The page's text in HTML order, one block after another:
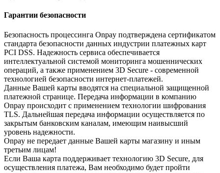
Гарантии безопасности
Безопасность процессинга Onpay подтверждена сертификатом
стандарта безопасности данных индустрии платежных карт
PCI DSS. Надежность сервиса обеспечивается
интеллектуальной системой мониторинга мошеннических
операций, а также применением 3D Secure - современной
технологией безопасности интернет-платежей.
Данные Вашей карты вводятся на специальной защищенной
платежной странице. Передача информации в компанию
Onpay происходит с применением технологии шифрования
TLS. Дальнейшая передача информации осуществляется по
закрытым банковским каналам, имеющим наивысший
уровень надежности.
Onpay не передает данные Вашей карты магазину и иным
третьим лицам!
Если Ваша карта поддерживает технологию 3D Secure, для
осуществления платежа, Вам необходимо будет пройти